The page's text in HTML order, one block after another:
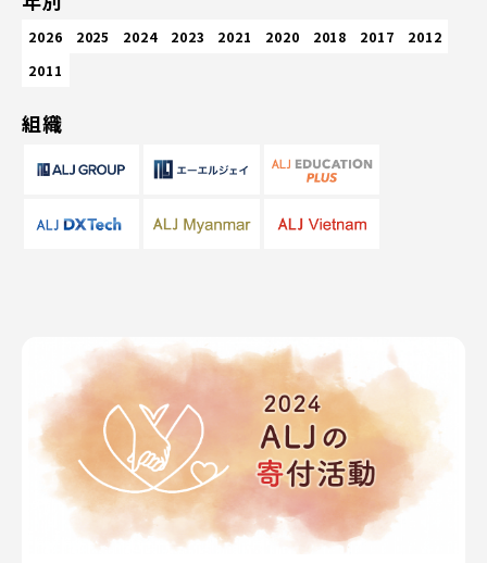
2026 2025 2024 2023 2021 2020 2018 2017
2012
2011
組織